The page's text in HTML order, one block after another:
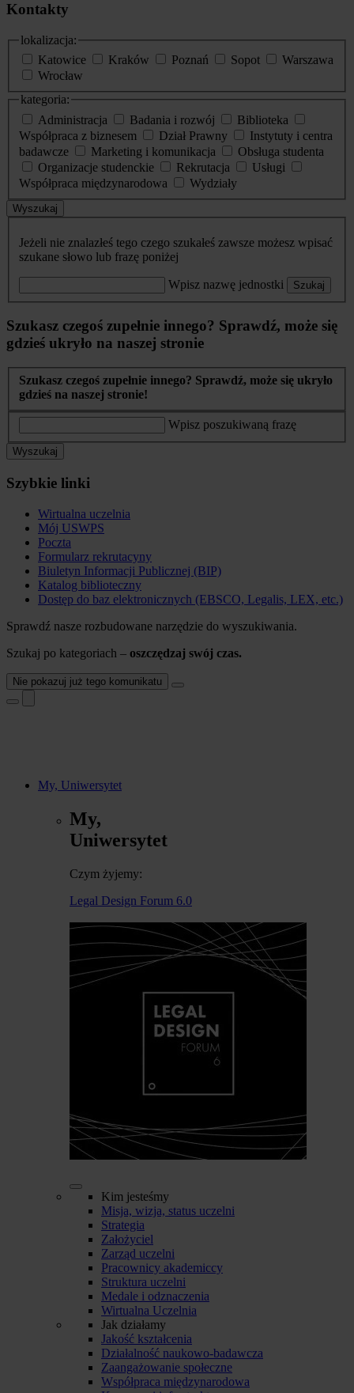
Kontakty
lokalizacja:
Katowice
Kraków Poznań Sopot
Warszawa
Wrocław
kategoria:
Administracja
Badania i rozwój
Biblioteka
Współpraca z biznesem
Dział Prawny
Instytuty i centra
badawcze
Marketing i komunikacja
Obsługa studenta
Organizacje studenckie
Rekrutacja
Usługi
Współpraca międzynarodowa
Wydziały
Wyszukaj
Jeżeli nie znalazłeś tego czego szukałeś zawsze możesz wpisać
szukane słowo lub frazę poniżej
Wpisz nazwę jednostki Szukaj
Szukasz czegoś zupełnie innego? Sprawdź, może się
gdzieś ukryło na naszej stronie
Szukasz czegoś zupełnie innego? Sprawdź, może się ukryło
gdzieś na naszej stronie!
Wpisz poszukiwaną frazę
Wyszukaj
Szybkie linki
Wirtualna uczelnia
Mój USWPS
Poczta
Formularz rekrutacyny
Biuletyn Informacji Publicznej (BIP)
Katalog biblioteczny
Dostęp do baz elektronicznych (EBSCO, Legalis, LEX, etc.)
Sprawdź nasze rozbudowane narzędzie do wyszukiwania.
Szukaj po kategoriach – oszczędzaj swój czas.
Nie pokazuj już tego komunikatu
My, Uniwersytet
My,
Uniwersytet
Czym żyjemy:
Legal Design Forum 6.0
Kim jesteśmy
Misja, wizja, status uczelni
Strategia
Założyciel
Zarząd uczelni
Pracownicy akademiccy
Struktura uczelni
Medale i odznaczenia
Wirtualna Uczelnia
Jak działamy
Jakość kształcenia
Działalność naukowo-badawcza
Zaangażowanie społeczne
Współpraca międzynarodowa